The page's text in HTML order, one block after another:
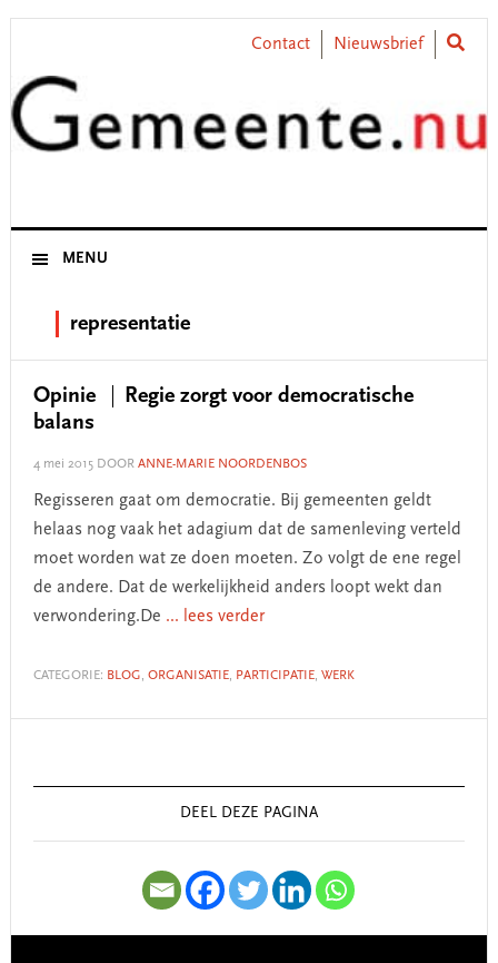
Skip
primary
navigation
Skip
content
Skip
primary
sidebar
Skip
footer
Contact Nieuwsbrief
MENU
representatie
Opinie
Regie zorgt voor democratische
balans
4 mei 2015DOOR ANNE-MARIE NOORDENBOS
Regisseren gaat om democratie. Bij gemeenten geldt
helaas nog vaak het adagium dat de samenleving verteld
moet worden wat ze doen moeten. Zo volgt de ene regel
de andere. Dat de werkelijkheid anders loopt wekt dan
verwondering.De ... lees verder
CATEGORIE: BLOG, ORGANISATIE, PARTICIPATIE, WERK
Sidebar
DEEL DEZE PAGINA